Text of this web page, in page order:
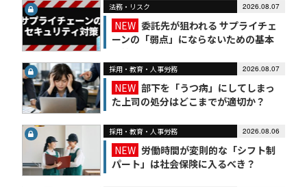
法務・リスク 2026.08.07
NEW 委託先が狙われる サプライチェ
ーンの「弱点」にならないための基本
採用・教育・人事労務 2026.08.07
NEW 部下を「うつ病」にしてしまっ
た上司の処分はどこまでが適切か？
採用・教育・人事労務 2026.08.06
NEW 労働時間が変則的な「シフト制
パート」は社会保険に入るべき？